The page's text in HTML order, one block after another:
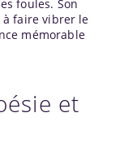
foules. Son
faire vibrer le
mémorable
et